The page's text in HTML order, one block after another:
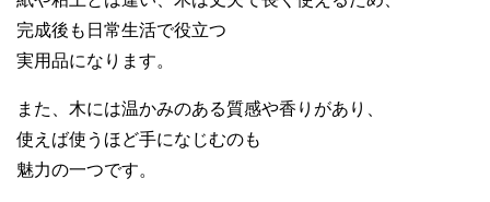
完成後も日常生活で役立つ
実用品になります。
また、木には温かみのある質感や香りがあり、
使えば使うほど手になじむのも
魅力の一つです。